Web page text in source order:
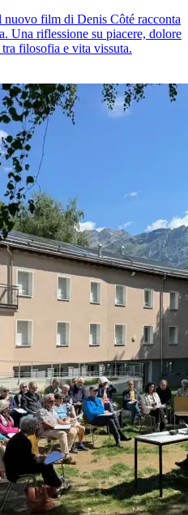
film di Denis Côté racconta
Una riflessione su piacere, dolore
filosofia e vita vissuta.